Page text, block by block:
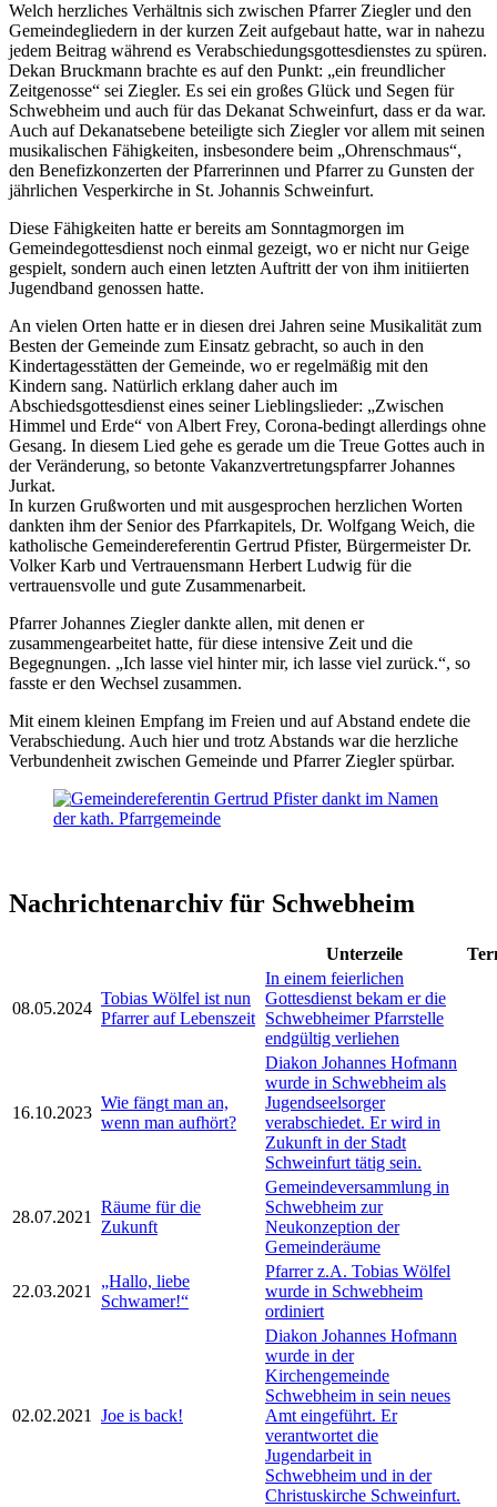
Welch herzliches Verhältnis sich zwischen Pfarrer Ziegler und den
Gemeindegliedern in der kurzen Zeit aufgebaut hatte, war in nahezu
jedem Beitrag während es Verabschiedungsgottesdienstes zu spüren.
Dekan Bruckmann brachte es auf den Punkt: „ein freundlicher
Zeitgenosse“ sei Ziegler. Es sei ein großes Glück und Segen für
Schwebheim und auch für das Dekanat Schweinfurt, dass er da war.
Auch auf Dekanatsebene beteiligte sich Ziegler vor allem mit seinen
musikalischen Fähigkeiten, insbesondere beim „Ohrenschmaus“,
den Benefizkonzerten der Pfarrerinnen und Pfarrer zu Gunsten der
jährlichen Vesperkirche in St. Johannis Schweinfurt.
Diese Fähigkeiten hatte er bereits am Sonntagmorgen im
Gemeindegottesdienst noch einmal gezeigt, wo er nicht nur Geige
gespielt, sondern auch einen letzten Auftritt der von ihm initiierten
Jugendband genossen hatte.
An vielen Orten hatte er in diesen drei Jahren seine Musikalität zum
Besten der Gemeinde zum Einsatz gebracht, so auch in den
Kindertagesstätten der Gemeinde, wo er regelmäßig mit den
Kindern sang. Natürlich erklang daher auch im
Abschiedsgottesdienst eines seiner Lieblingslieder: „Zwischen
Himmel und Erde“ von Albert Frey, Corona-bedingt allerdings ohne
Gesang. In diesem Lied gehe es gerade um die Treue Gottes auch in
der Veränderung, so betonte Vakanzvertretungspfarrer Johannes
Jurkat.
In kurzen Grußworten und mit ausgesprochen herzlichen Worten
dankten ihm der Senior des Pfarrkapitels, Dr. Wolfgang Weich, die
katholische Gemeindereferentin Gertrud Pfister, Bürgermeister Dr.
Volker Karb und Vertrauensmann Herbert Ludwig für die
vertrauensvolle und gute Zusammenarbeit.
Pfarrer Johannes Ziegler dankte allen, mit denen er
zusammengearbeitet hatte, für diese intensive Zeit und die
Begegnungen. „Ich lasse viel hinter mir, ich lasse viel zurück.“, so
fasste er den Wechsel zusammen.
Mit einem kleinen Empfang im Freien und auf Abstand endete die
Verabschiedung. Auch hier und trotz Abstands war die herzliche
Verbundenheit zwischen Gemeinde und Pfarrer Ziegler spürbar.
Nachrichtenarchiv für Schwebheim
Unterzeile
08.05.2024
Tobias Wölfel ist nun
Pfarrer auf Lebenszeit
In einem feierlichen
Gottesdienst bekam er die
Schwebheimer Pfarrstelle
endgültig verliehen
16.10.2023
Wie fängt man an,
wenn man aufhört?
Diakon Johannes Hofmann
wurde in Schwebheim als
Jugendseelsorger
verabschiedet. Er wird in
Zukunft in der Stadt
Schweinfurt tätig sein.
28.07.2021
Räume für die
Zukunft
Gemeindeversammlung in
Schwebheim zur
Neukonzeption der
Gemeinderäume
22.03.2021
„Hallo, liebe
Schwamer!“
Pfarrer z.A. Tobias Wölfel
wurde in Schwebheim
ordiniert
02.02.2021 Joe is back!
Diakon Johannes Hofmann
wurde in der
Kirchengemeinde
Schwebheim in sein neues
Amt eingeführt. Er
verantwortet die
Jugendarbeit in
Schwebheim und in der
Christuskirche Schweinfurt.